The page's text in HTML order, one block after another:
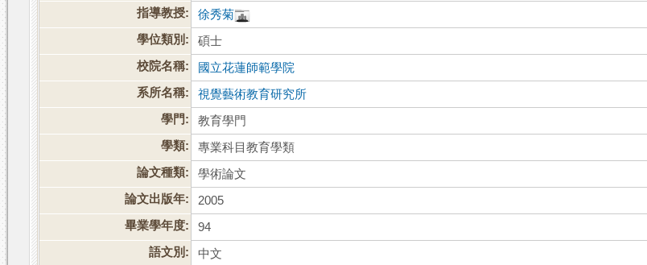
指導教授:
徐秀菊
學位類別:
碩士
校院名稱:
國立花蓮師範學院
系所名稱:
視覺藝術教育研究所
學門:
教育學門
學類:
專業科目教育學類
論文種類:
學術論文
論文出版年:
2005
畢業學年度:
94
語文別:
中文